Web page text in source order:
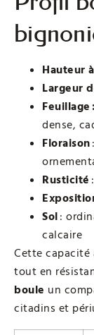
Hauteur
Largeur
Feuillage :
dense,
Floraison
Rusticité
Sol:
calcaire
Cette capacité
tout en
boule un
citadins et